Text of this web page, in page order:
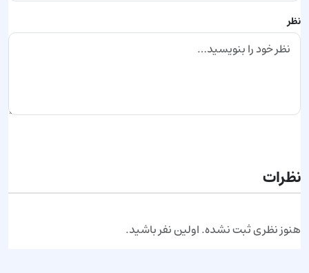
نظر
نظرات
هنوز نظری ثبت نشده. اولین نفر باشید.